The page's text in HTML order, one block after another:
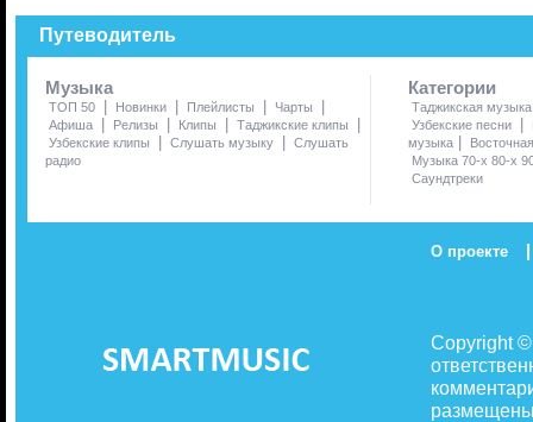
Путеводитель
Музыка
ТОП 50 | Новинки | Плейлисты | Чарты |
Афиша | Релизы | Клипы | Таджикские клипы |
Узбекские клипы | Слушать музыку | Слушать
радио
Категории
Таджикская музыка
Узбекские песни
|
музыка |
Музыка 70-х 80-х
Саундтреки
О проекте |
Copyright
размещены